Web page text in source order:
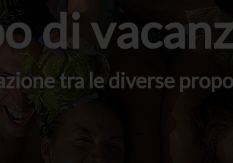
di
tra le diverse